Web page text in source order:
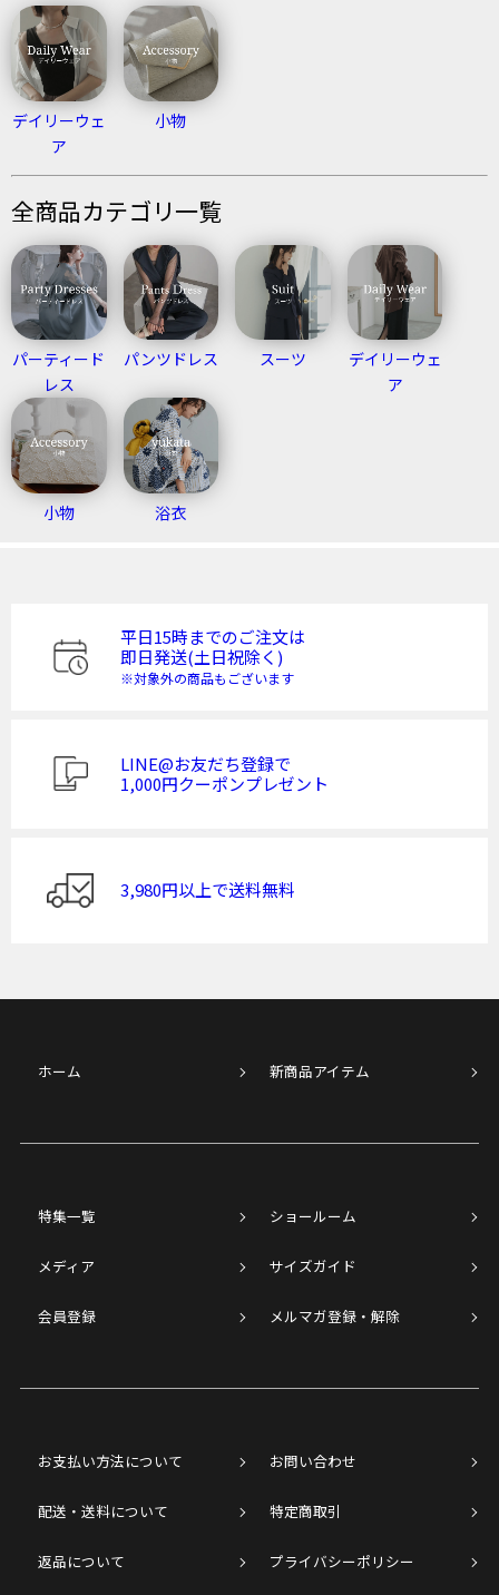
デイリーウェ
ア
小物
全商品カテゴリ一覧
パーティード
レス
パンツドレス スーツ
デイリーウェ
ア
小物 浴衣
平日15時までのご注文は
即日発送(土日祝除く)
※対象外の商品もございます
LINE@お友だち登録で
1,000円クーポンプレゼント
3,980円以上で送料無料
ホーム 新商品アイテム
特集一覧 ショールーム
メディア サイズガイド
会員登録 メルマガ登録・解除
お支払い方法について お問い合わせ
配送・送料について 特定商取引
返品について プライバシーポリシー